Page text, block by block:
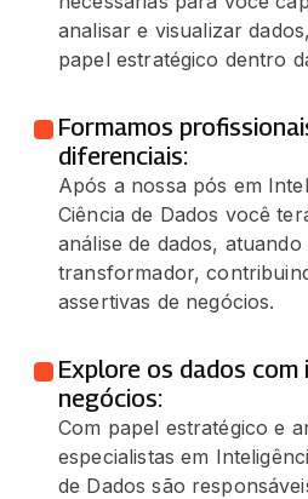
analisar e visualizar
papel estratégico dentro
Formamos
diferenciais:
Após a nossa pós em
Ciência de Dados você
análise de dados,
transformador,
assertivas de negócios.
Explore os dados
negócios:
Com papel estratégico e
especialistas em
de Dados são